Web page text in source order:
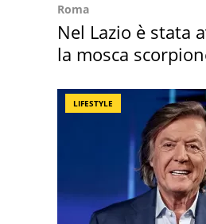
Roma
Nel Lazio è stata
la mosca
LIFESTYLE